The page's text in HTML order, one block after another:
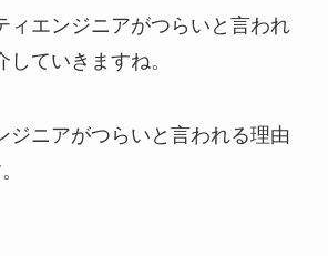
ィエンジニアがつらいと言われ
ていきますね。
ジニアがつらいと言われる理由